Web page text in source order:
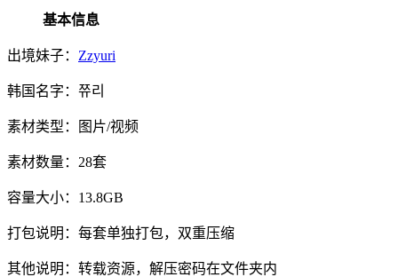
基本信息
出境妹子： Zzyuri
韩国名字：쮸리
素材类型：图片/视频
素材数量：28套
容量大小：13.8GB
打包说明：每套单独打包，双重压缩
其他说明：转载资源，解压密码在文件夹内